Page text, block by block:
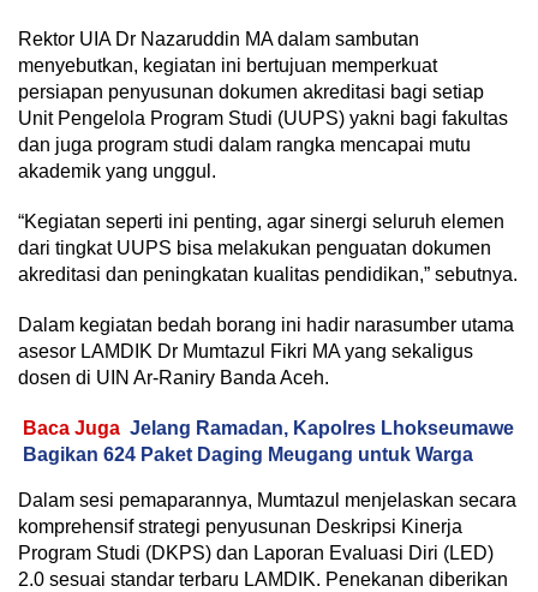
Rektor UIA Dr Nazaruddin MA dalam sambutan
menyebutkan, kegiatan ini bertujuan memperkuat
persiapan penyusunan dokumen akreditasi bagi setiap
Unit Pengelola Program Studi (UUPS) yakni bagi fakultas
dan juga program studi dalam rangka mencapai mutu
akademik yang unggul.
“Kegiatan seperti ini penting, agar sinergi seluruh elemen
dari tingkat UUPS bisa melakukan penguatan dokumen
akreditasi dan peningkatan kualitas pendidikan,” sebutnya.
Dalam kegiatan bedah borang ini hadir narasumber utama
asesor LAMDIK Dr Mumtazul Fikri MA yang sekaligus
dosen di UIN Ar-Raniry Banda Aceh.
Baca Juga Jelang Ramadan, Kapolres Lhokseumawe
Bagikan 624 Paket Daging Meugang untuk Warga
Dalam sesi pemaparannya, Mumtazul menjelaskan secara
komprehensif strategi penyusunan Deskripsi Kinerja
Program Studi (DKPS) dan Laporan Evaluasi Diri (LED)
2.0 sesuai standar terbaru LAMDIK. Penekanan diberikan